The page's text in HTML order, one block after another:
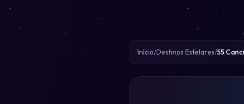
Início Destinos Estelares 55